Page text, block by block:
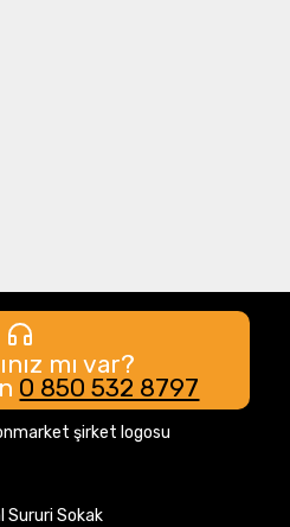
mı var?
0 850 532 8797
Sururi Sokak